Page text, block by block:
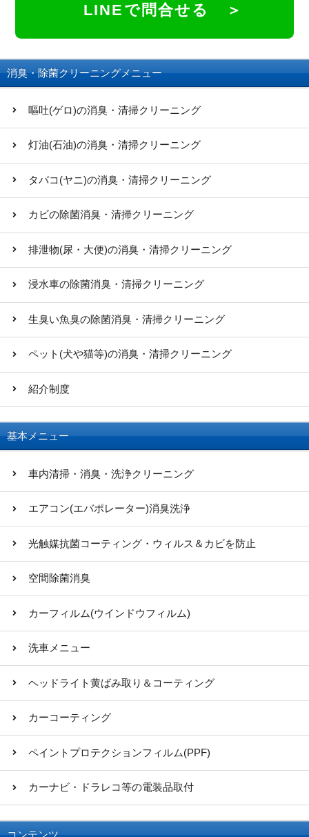
LINEで問合せる ＞
消臭・除菌クリーニングメニュー
嘔吐(ゲロ)の消臭・清掃クリーニング
灯油(石油)の消臭・清掃クリーニング
タバコ(ヤニ)の消臭・清掃クリーニング
カビの除菌消臭・清掃クリーニング
排泄物(尿・大便)の消臭・清掃クリーニング
浸水車の除菌消臭・清掃クリーニング
生臭い魚臭の除菌消臭・清掃クリーニング
ペット(犬や猫等)の消臭・清掃クリーニング
紹介制度
基本メニュー
車内清掃・消臭・洗浄クリーニング
エアコン(エバポレーター)消臭洗浄
光触媒抗菌コーティング・ウィルス＆カビを防止
空間除菌消臭
カーフィルム(ウインドウフィルム)
洗車メニュー
ヘッドライト黄ばみ取り＆コーティング
カーコーティング
ペイントプロテクションフィルム(PPF)
カーナビ・ドラレコ等の電装品取付
コンテンツ